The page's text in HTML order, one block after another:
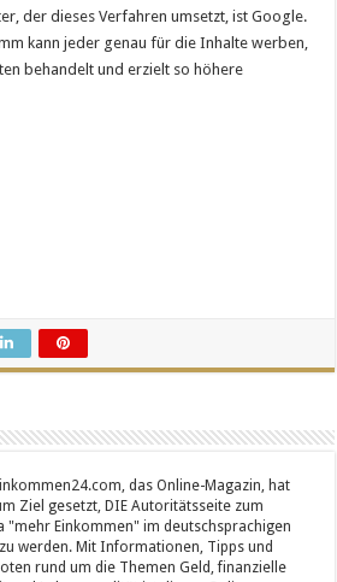
der dieses Verfahren umsetzt, ist Google.
kann jeder genau für die Inhalte werben,
behandelt und erzielt so höhere
das Online-Magazin, hat
Ziel gesetzt, DIE Autoritätsseite zum
"mehr Einkommen" im deutschsprachigen
werden. Mit Informationen, Tipps und
rund um die Themen Geld, finanzielle